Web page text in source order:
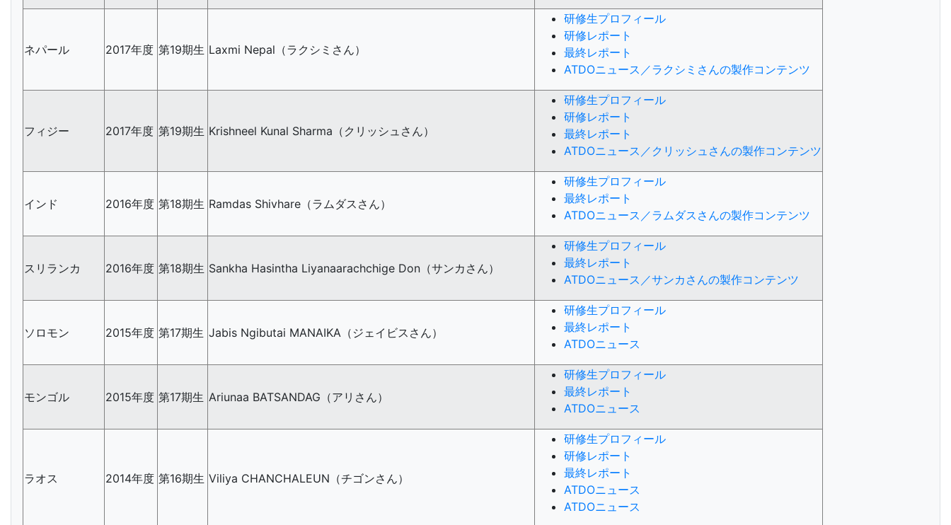
ネパール 2017年度 第19期生 Laxmi Nepal（ラクシミさん）
研修生プロフィール
研修レポート
最終レポート
ATDOニュース／ラクシミさんの製作コンテンツ
フィジー 2017年度 第19期生 Krishneel Kunal Sharma（クリッシュさん）
研修生プロフィール
研修レポート
最終レポート
ATDOニュース／クリッシュさんの製作コンテンツ
インド 2016年度 第18期生 Ramdas Shivhare（ラムダスさん）
研修生プロフィール
最終レポート
ATDOニュース／ラムダスさんの製作コンテンツ
スリランカ 2016年度 第18期生 Sankha Hasintha Liyanaarachchige Don（サンカさん）
研修生プロフィール
最終レポート
ATDOニュース／サンカさんの製作コンテンツ
ソロモン 2015年度 第17期生 Jabis Ngibutai MANAIKA（ジェイビスさん）
研修生プロフィール
最終レポート
ATDOニュース
モンゴル 2015年度 第17期生 Ariunaa BATSANDAG（アリさん）
研修生プロフィール
最終レポート
ATDOニュース
ラオス 2014年度 第16期生 Viliya CHANCHALEUN（チゴンさん）
研修生プロフィール
研修レポート
最終レポート
ATDOニュース
ATDOニュース